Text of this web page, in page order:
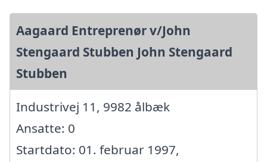
Aagaard Entreprenør v/John
Stengaard Stubben John Stengaard
Stubben
Industrivej 11, 9982 ålbæk
Ansatte: 0
Startdato: 01. februar 1997,